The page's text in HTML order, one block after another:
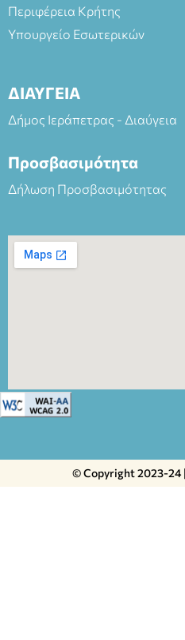
Περιφέρεια Κρήτης
Υπουργείο Εσωτερικών
ΔΙΑΥΓΕΙΑ
Δήμος Ιεράπετρας - Διαύγεια
Προσβασιμότητα
Δήλωση Προσβασιμότητας
© Copyright 2023-24